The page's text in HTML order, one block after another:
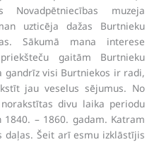
Novadpētniecības muzeja
uzticēja dažas Burtnieku
Sākumā mana interese
gaitām Burtnieku
gandrīz visi Burtniekos ir radi,
jau veselus sējumus. No
divu laika periodu
– 1860. gadam. Katram
Šeit arī esmu izklāstījis